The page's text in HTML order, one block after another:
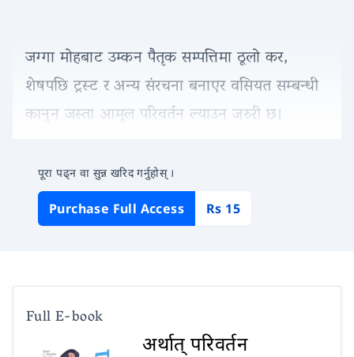
जग्गा मोहबाट उम्कन पैतृक सम्पत्तिमा ठूलो कर,
शेषपछि ट्रस्ट र अन्य संरचना बनाएर वसियत सम्बन्धी
कानुन जस्ता आमूल परिवर्तन ल्याउन जरुरी छ।
पूरा पढ्न वा सुन्न खरिद गर्नुहोस् ।
Purchase Full Access Rs 15
Full E-book
अर्थात् परिवर्तन